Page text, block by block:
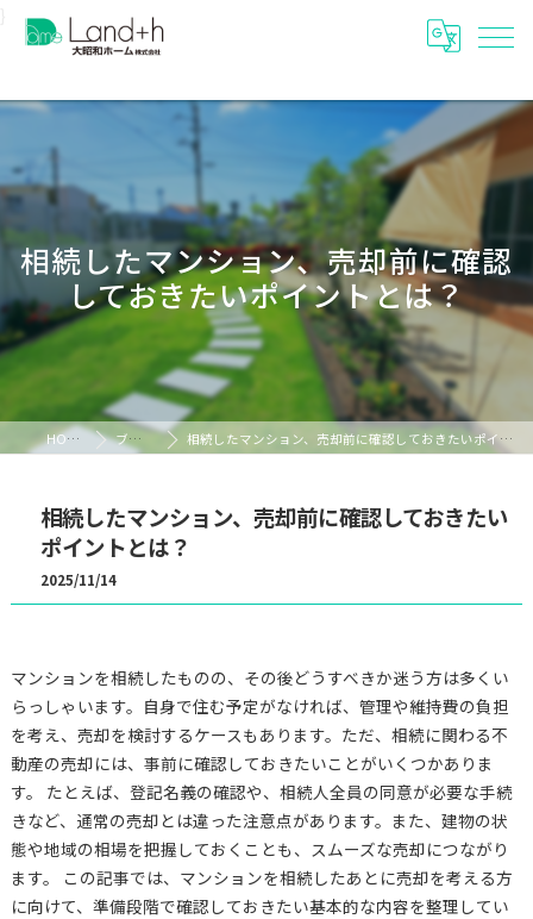
相続したマンション、売却前に確認
しておきたいポイントとは？
HOME ブログ 相続したマンション、売却前に確認しておきたいポイントとは？
相続したマンション、売却前に確認しておきたい
ポイントとは？
2025/11/14
マンションを相続したものの、その後どうすべきか迷う方は多くい
らっしゃいます。自身で住む予定がなければ、管理や維持費の負担
を考え、売却を検討するケースもあります。ただ、相続に関わる不
動産の売却には、事前に確認しておきたいことがいくつかありま
す。 たとえば、登記名義の確認や、相続人全員の同意が必要な手続
きなど、通常の売却とは違った注意点があります。また、建物の状
態や地域の相場を把握しておくことも、スムーズな売却につながり
ます。 この記事では、マンションを相続したあとに売却を考える方
に向けて、準備段階で確認しておきたい基本的な内容を整理してい